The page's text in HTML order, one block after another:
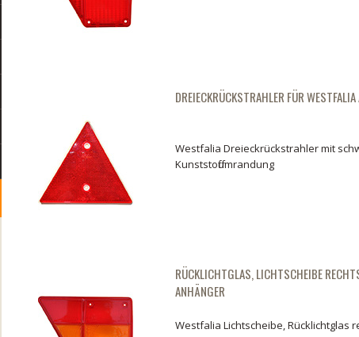
DREIECKRÜCKSTRAHLER FÜR
Westfalia Dreieckrückstrahler mit
Kunststoffumrandung
RÜCKLICHTGLAS, LICHTSCHEIBE
ANHÄNGER
Westfalia Lichtscheibe, Rücklichtglas